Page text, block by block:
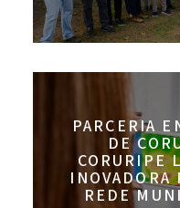
PARCERIA
DE
CORURIPE
INOVADORA
REDE